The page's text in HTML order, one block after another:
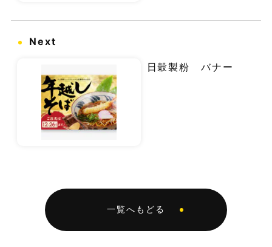
Next
日穀製粉 バナー
一覧へもどる